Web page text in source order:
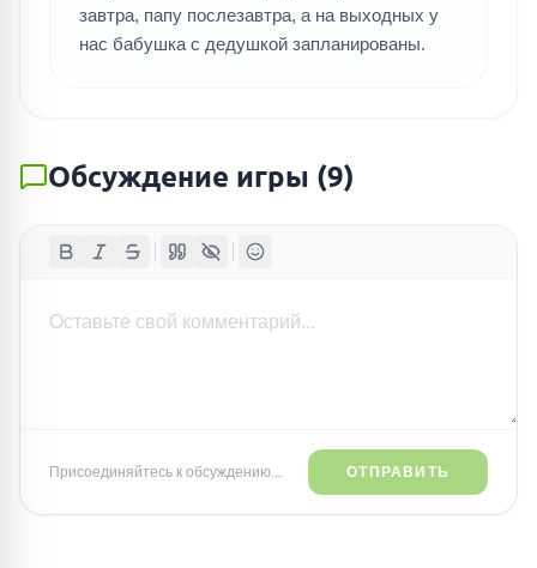
завтра, папу послезавтра, а на выходных у
нас бабушка с дедушкой запланированы.
Обсуждение игры (9)
Присоединяйтесь к обсуждению... ОТПРАВИТЬ